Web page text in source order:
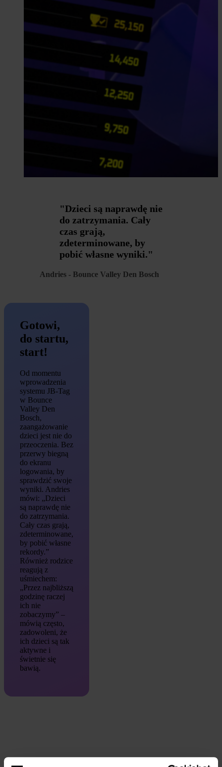
"Dzieci są naprawdę nie
do zatrzymania. Cały
czas grają,
zdeterminowane, by
pobić własne wyniki."
Andries - Bounce Valley Den Bosch
Gotowi,
do startu,
start!
Od momentu
wprowadzenia
systemu JB-Tag
w Bounce
Valley Den
Bosch,
zaangażowanie
dzieci jest nie do
przeoczenia. Bez
przerwy biegną
do ekranu
logowania, by
sprawdzić swoje
wyniki. Andries
mówi: „Dzieci
są naprawdę nie
do zatrzymania.
Cały czas grają,
zdeterminowane,
by pobić własne
rekordy.”
Również rodzice
reagują z
uśmiechem:
„Przez najbliższą
godzinę raczej
ich nie
zobaczymy” –
mówią często,
zadowoleni, że
ich dzieci są tak
aktywne i
świetnie się
bawią.